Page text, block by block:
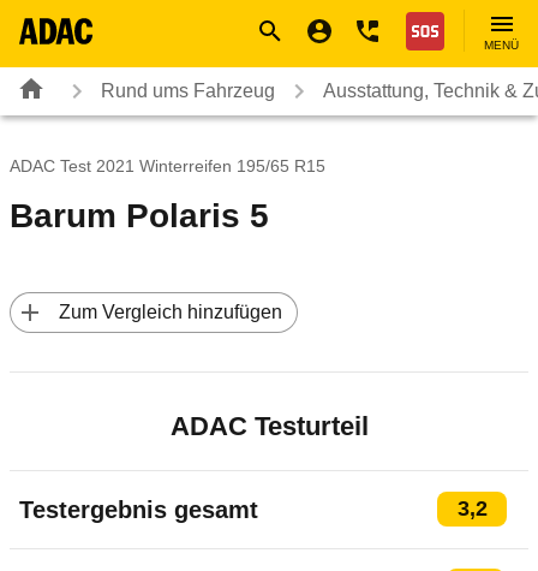
Nothilfe
MENÜ
Rund ums Fahrzeug Ausstattung, Technik &
ADAC Test 2021 Winterreifen 195/65 R15
Barum Polaris 5
Zum Vergleich hinzufügen
ADAC Testurteil
Testergebnis gesamt 3,2